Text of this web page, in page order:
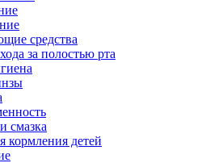
средства
за полостью рта
смазка
кормления детей